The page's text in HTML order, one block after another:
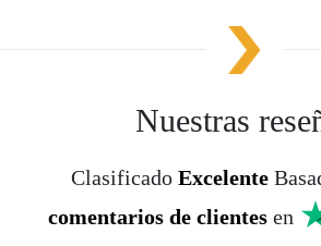
Nuestras
Clasificado Excelente
comentarios de clientes en